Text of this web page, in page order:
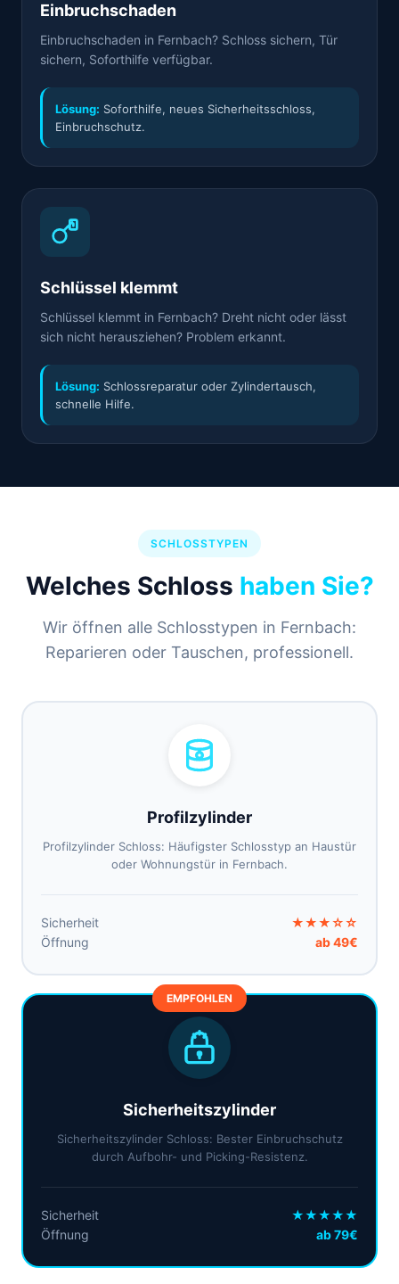
Einbruchschaden
Einbruchschaden in Fernbach? Schloss sichern, Tür
sichern, Soforthilfe verfügbar.
Lösung: Soforthilfe, neues Sicherheitsschloss,
Einbruchschutz.
Schlüssel klemmt
Schlüssel klemmt in Fernbach? Dreht nicht oder lässt
sich nicht herausziehen? Problem erkannt.
Lösung: Schlossreparatur oder Zylindertausch,
schnelle Hilfe.
SCHLOSSTYPEN
Welches Schloss haben Sie?
Wir öffnen alle Schlosstypen in Fernbach:
Reparieren oder Tauschen, professionell.
Profilzylinder
Profilzylinder Schloss: Häufigster Schlosstyp an Haustür
oder Wohnungstür in Fernbach.
Sicherheit
★★★☆☆
Öffnung
ab 49€
EMPFOHLEN
Sicherheitszylinder
Sicherheitszylinder Schloss: Bester Einbruchschutz
durch Aufbohr- und Picking-Resistenz.
Sicherheit
★★★★★
Öffnung
ab 79€